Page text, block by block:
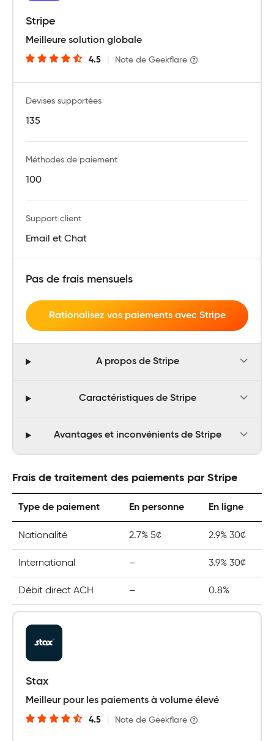
Stripe
Meilleure solution globale
4.5 Note de Geekflare
Devises supportées
135
Méthodes de paiement
100
Support client
Email et Chat
Pas de frais mensuels
Rationalisez vos paiements avec Stripe
A propos de Stripe
Caractéristiques de Stripe
Avantages et inconvénients de Stripe
Frais de traitement des paiements par Stripe
Type de paiement En personne En ligne
Nationalité 2.7% 5¢ 2.9% 30¢
International – 3.9% 30¢
Débit direct ACH – 0.8%
Stax
Meilleur pour les paiements à volume élevé
4.5 Note de Geekflare